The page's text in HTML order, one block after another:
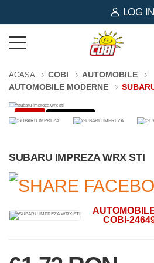
LOG IN
ACASA COBI
AUTOMOBILE
AUTOMOBILE MODERNE
-3% 65 PIESE
SUBARU IMPREZA WRX STI
COBI-